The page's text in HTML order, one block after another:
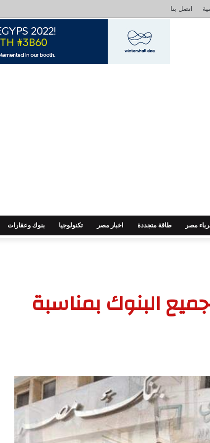
اتصل بنا
مصر طاقة متجددة اخبار مصر تكنولوجيا بنوك وعقارات
البنوك بمناسبة